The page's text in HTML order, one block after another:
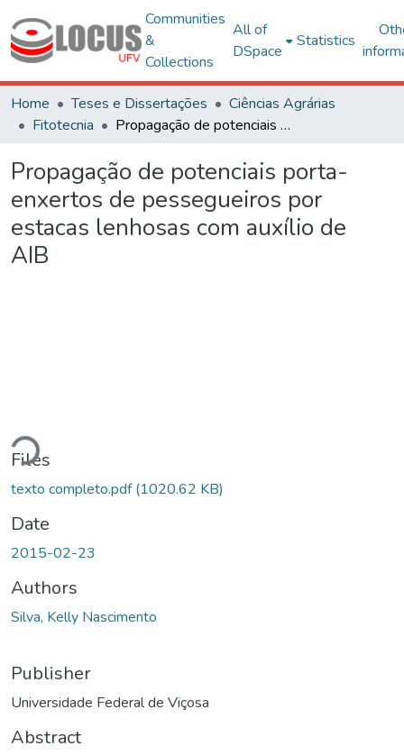
Communities
&
Collections
All of
DSpace
Statistics
Home Teses e Dissertações
Ciências Agrárias
Fitotecnia
Propagação de potenciais porta-enxertos de pessegueiros por estacas lenhosas com auxílio de AIB
Propagação de potenciais porta-
enxertos de pessegueiros por
estacas lenhosas com auxílio de
AIB
Loading...
Files
texto completo.pdf(1020.62 KB)
Date
2015-02-23
Authors
Silva, Kelly Nascimento
Publisher
Universidade Federal de Viçosa
Abstract